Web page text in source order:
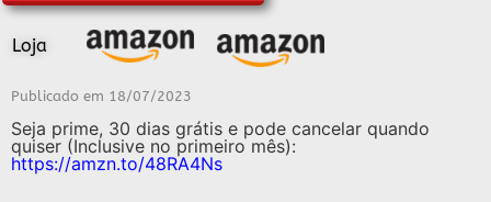
Loja
Publicado em 18/07/2023
Seja prime, 30 dias grátis e pode cancelar quando
quiser (Inclusive no primeiro mês):
https://amzn.to/48RA4Ns